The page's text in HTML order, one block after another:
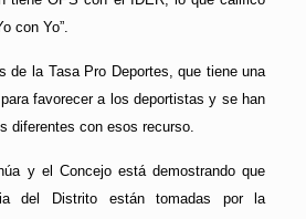
con Yo”.
de la Tasa Pro Deportes, que tiene una
favorecer a los deportistas y se han
diferentes con esos recurso.
y el Concejo está demostrando que
del Distrito están tomadas por la